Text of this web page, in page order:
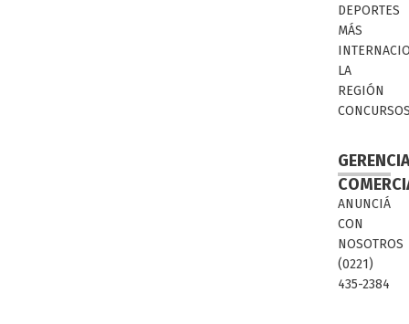
DEPORTES
MÁS
LA
REGIÓN
ANUNCIÁ
CON
NOSOTROS
(0221)
435-2384